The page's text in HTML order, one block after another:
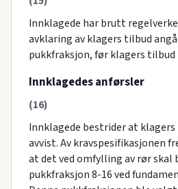
Innklagede har brutt
avklaring av klagers tilbud
pukkfraksjon, før klagers tilbud
Innklagedes anførsler
(16)
Innklagede bestrider at
avvist. Av kravspesifikasjonen
at det ved omfylling av rør skal
pukkfraksjon 8-16 ved